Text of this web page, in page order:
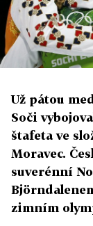
Už pátou
Soči
štafeta ve
Moravec.
suverénní
zimním